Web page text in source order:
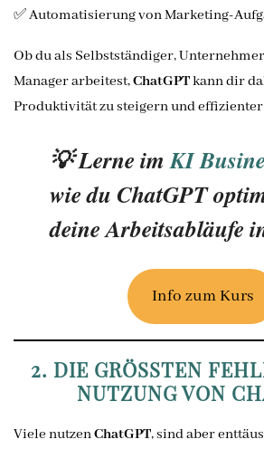
✅ Automatisierung von Marketing-
Ob du als Selbstständiger,
Manager arbeitest,ChatGPTkann dir
Produktivität zu steigern und
💡 Lerne imKI
wie du ChatGPT
deine Arbeitsabläufe
Info zum Kurs
2. DIE GRÖSSTEN
UTZUNG VON
Viele nutzenChatGPT, sind aber